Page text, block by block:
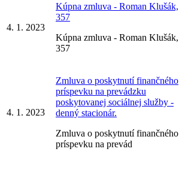
4. 1. 2023
Kúpna zmluva - Roman Klušák,
357
Kúpna zmluva - Roman Klušák,
357
4. 1. 2023
Zmluva o poskytnutí finančného
príspevku na prevádzku
poskytovanej sociálnej služby -
denný stacionár.
Zmluva o poskytnutí finančného
príspevku na prevád